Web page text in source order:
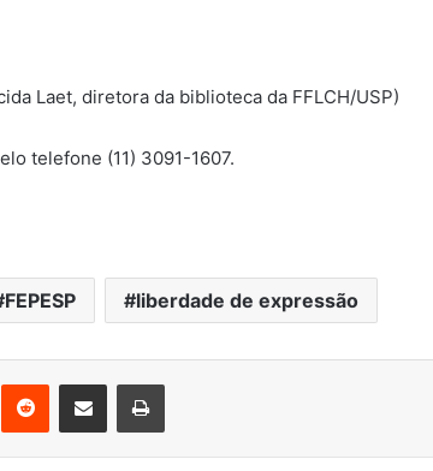
Laet, diretora da biblioteca da FFLCH/USP)
telefone (11) 3091-1607.
FEPESP liberdade de expressão